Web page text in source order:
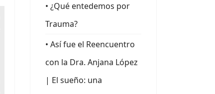
• ¿Qué entedemos por
Trauma?
• Así fue el Reencuentro
con la Dra. Anjana López
| El sueño: una